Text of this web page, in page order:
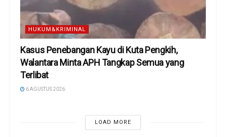
HUKUM&KRIMINAL
Kasus Penebangan Kayu di Kuta Pengkih,
Walantara Minta APH Tangkap Semua yang
Terlibat
6 AGUSTUS 2026
LOAD MORE